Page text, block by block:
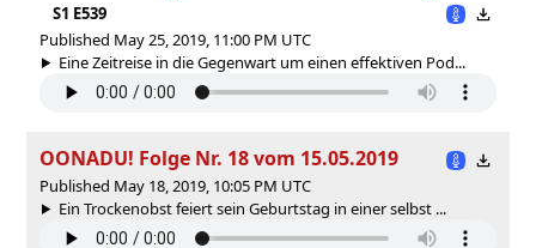
S1 E539
Published May 25, 2019, 11:00 PM UTC
Eine Zeitreise in die Gegenwart um einen effektiven Pod...
OONADU! Folge Nr. 18 vom 15.05.2019
Published May 18, 2019, 10:05 PM UTC
Ein Trockenobst feiert sein Geburtstag in einer selbst ...